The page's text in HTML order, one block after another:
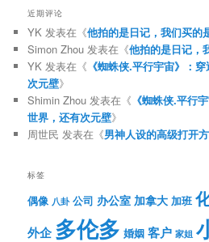
近期评论
YK 发表在《他拍的是日记，我们买的
Simon Zhou 发表在《他拍的是日记，
YK 发表在《 《蜘蛛侠.平行宇宙》：
次元壁》
Shimin Zhou 发表在《 《蜘蛛侠.平行
世界，还有次元壁》
周世民 发表在《男神人设的高级打开
标签
偶像 八卦 公司 办公室 加拿大 加班
外企 多伦多 婚姻 客户 家姐